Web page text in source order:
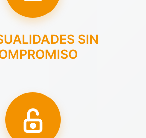
SIN